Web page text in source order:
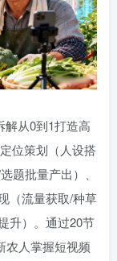
从0到1打造高
位策划（人设搭
题批量产出）、
（流量获取/种草
升）。通过20节
农人掌握短视频